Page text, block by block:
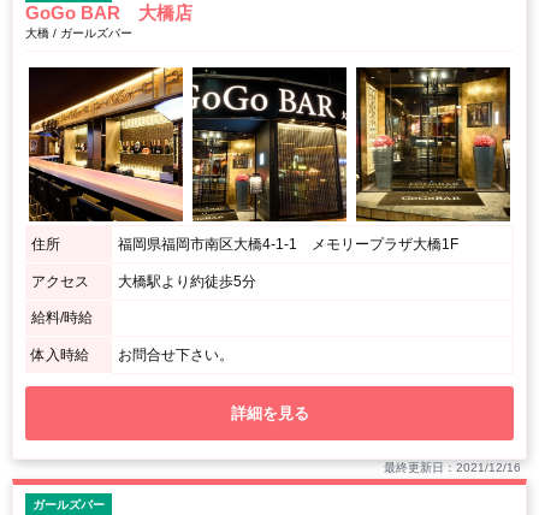
GoGo BAR 大橋店
大橋 / ガールズバー
住所 福岡県福岡市南区大橋4-1-1 メモリープラザ大橋1F
アクセス 大橋駅より約徒歩5分
給料/時給
体入時給 お問合せ下さい。
詳細を見る
最終更新日：2021/12/16
ガールズバー